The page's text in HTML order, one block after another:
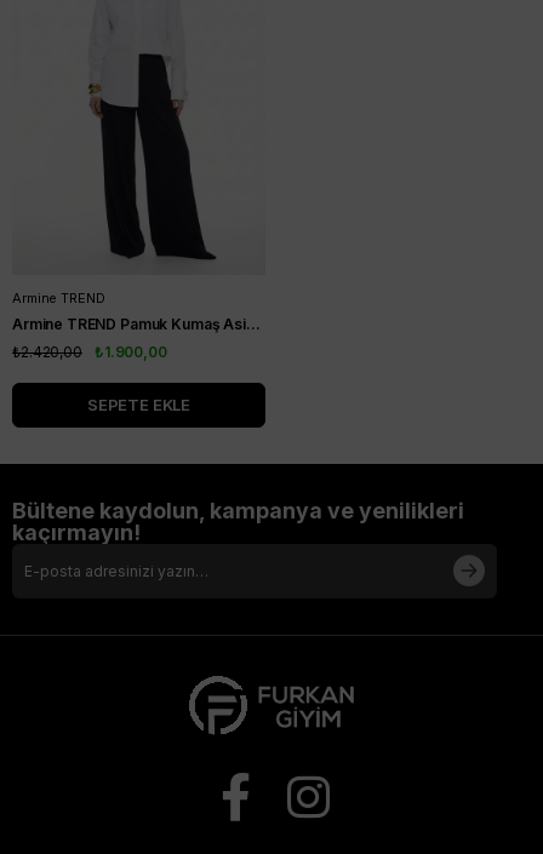
Armine TREND
Armine TREND Pamuk Kumaş Asimetrik Gömlek Ekru 25KT304
₺1.900,00
₺2.420,00
SEPETE EKLE
Bültene kaydolun, kampanya ve yenilikleri
kaçırmayın!